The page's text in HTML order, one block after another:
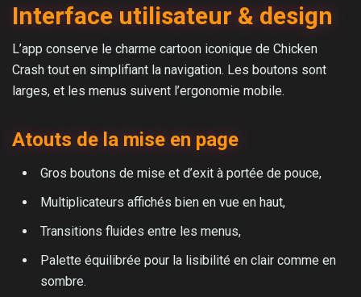
Interface utilisateur & design
L’app conserve le charme cartoon iconique de Chicken
Crash tout en simplifiant la navigation. Les boutons sont
larges, et les menus suivent l’ergonomie mobile.
Atouts de la mise en page
Gros boutons de mise et d’exit à portée de pouce,
Multiplicateurs affichés bien en vue en haut,
Transitions fluides entre les menus,
Palette équilibrée pour la lisibilité en clair comme en
sombre.